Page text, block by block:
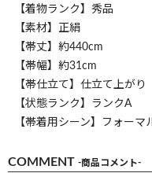
【着物ランク】秀品
【素材】正絹
【帯丈】約440cm
【帯幅】約31cm
【帯仕立て】仕立て上がり
【状態ランク】ランクA
【帯着用シーン】フォーマ
COMMENT -商品コメント-